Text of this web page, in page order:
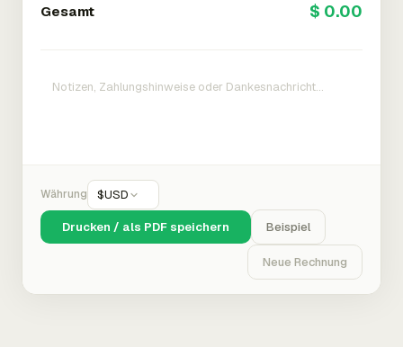
Gesamt $ 0.00
Währung $USD
Drucken / als PDF speichern Beispiel
Neue Rechnung